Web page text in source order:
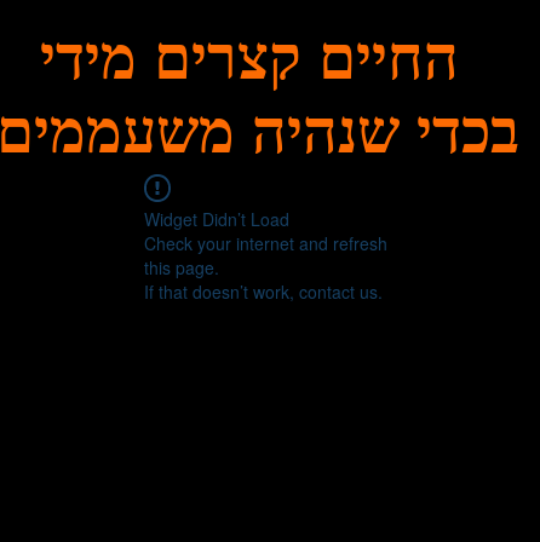
בכדי שנהיה משעממים
Widget Didn’t Load
Check your internet and refresh
this page.
If that doesn’t work, contact us.